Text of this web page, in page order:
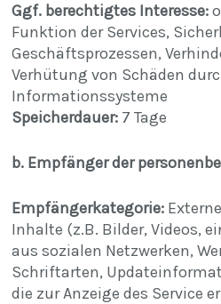
Ggf. berechtigtes Interesse:
Funktion der Services,
Geschäftsprozessen,
Verhütung von Schäden
Informationssysteme
Speicherdauer: 7 Tage
b. Empfänger der
Empfängerkategorie:
Inhalte (z.B. Bilder, Videos,
aus sozialen Netzwerken,
Schriftarten,
die zur Anzeige des Service